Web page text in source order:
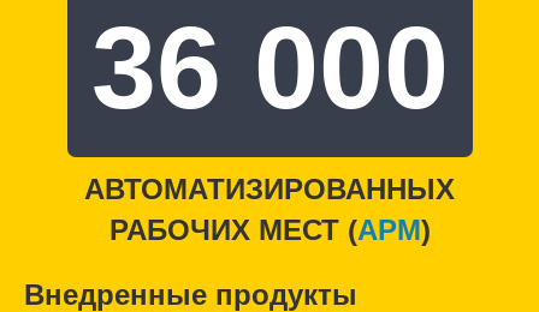
36 000
АВТОМАТИЗИРОВАННЫХ
РАБОЧИХ МЕСТ (APM)
Внедренные продукты